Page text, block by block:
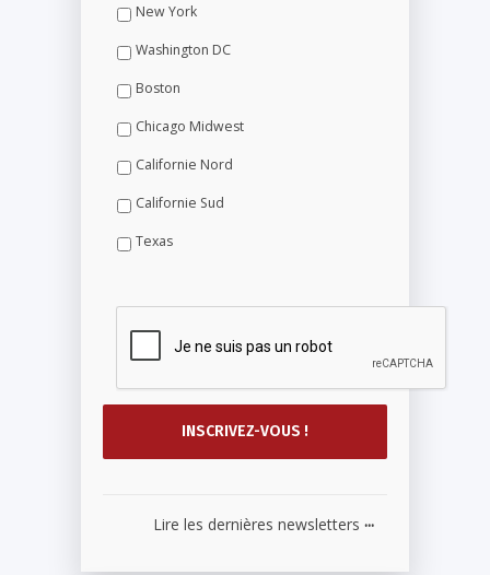
New York
Washington DC
Boston
Chicago Midwest
Californie Nord
Californie Sud
Texas
Lire les dernières newsletters ...